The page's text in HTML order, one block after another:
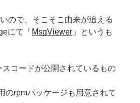
ので、そこそこ由来が追える
にて「 MsgViewer 」というも
コードが公開されているもの
のrpmパッケージも用意されて